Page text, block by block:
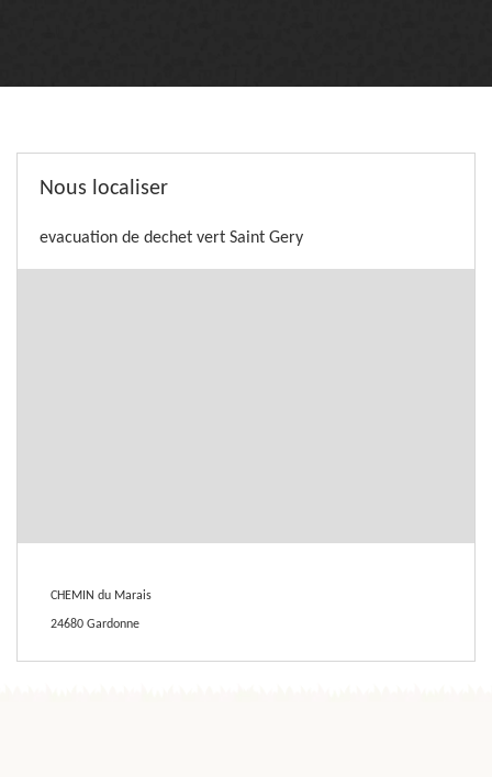
Nous localiser
evacuation de dechet vert Saint Gery
CHEMIN du Marais
24680 Gardonne